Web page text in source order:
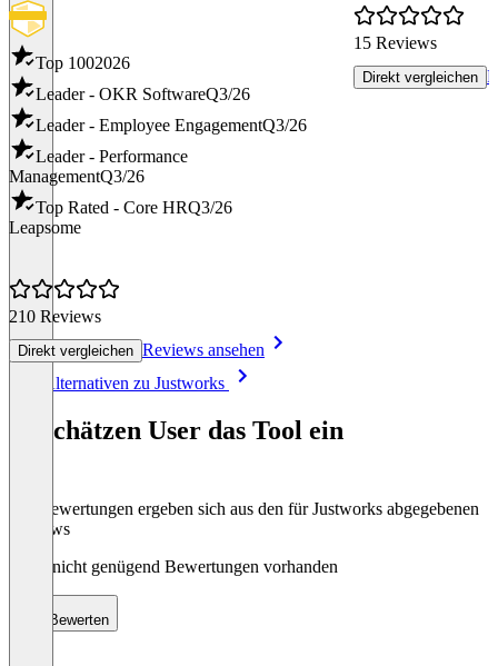
Top 1002026
Leader - OKR SoftwareQ3/26
Leader - Employee EngagementQ3/26
Leader - Performance
ManagementQ3/26
Top Rated - Core HRQ3/26
Leapsome
210 Reviews
Direkt vergleichen Reviews ansehen
15 Reviews
Direkt vergleichen
Alle Alternativen zu Justworks
So schätzen User das Tool ein
Die Bewertungen ergeben sich aus den für Justworks abgegebenen
Reviews
Noch nicht genügend Bewertungen vorhanden
Bewerten